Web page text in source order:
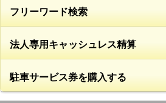
フリーワード検索
法人専用キャッシュレス精算
駐車サービス券を購入する